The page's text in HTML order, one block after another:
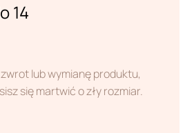
14
lub wymianę produktu,
się martwić o zły rozmiar.